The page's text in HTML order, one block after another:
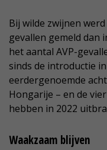
Bij wilde zwijnen
gevallen gemeld dan
het aantal AVP-
sinds de introductie
eerdergenoemde
Hongarije – en de
hebben in 2022
Waakzaam blijven